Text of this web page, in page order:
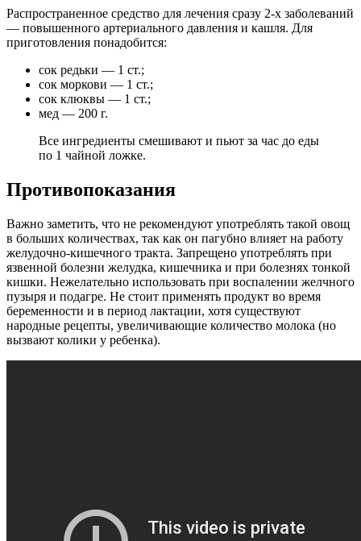
Распространенное средство для лечения сразу 2-х заболеваний
— повышенного артериального давления и кашля. Для
приготовления понадобится:
сок редьки — 1 ст.;
сок моркови — 1 ст.;
сок клюквы — 1 ст.;
мед — 200 г.
Все ингредиенты смешивают и пьют за час до еды
по 1 чайной ложке.
Противопоказания
Важно заметить, что не рекомендуют употреблять такой овощ
в больших количествах, так как он пагубно влияет на работу
желудочно-кишечного тракта. Запрещено употреблять при
язвенной болезни желудка, кишечника и при болезнях тонкой
кишки. Нежелательно использовать при воспалении желчного
пузыря и подагре. Не стоит применять продукт во время
беременности и в период лактации, хотя существуют
народные рецепты, увеличивающие количество молока (но
вызвают колики у ребенка).